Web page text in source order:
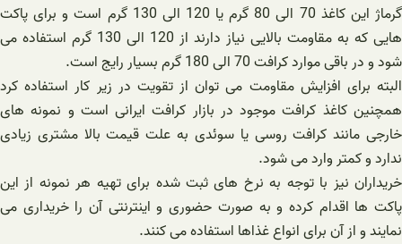
گرماژ این کاغذ 70 الی 80 گرم یا 120 الی 130 گرم است و برای پاکت
هایی که به مقاومت بالایی نیاز دارند از 120 الی 130 گرم استفاده می
‌شود و در باقی موارد کرافت 70 الی 180 گرم بسیار رایج است.
البته برای افزایش مقاومت می ‌توان از تقویت در زیر کار استفاده کرد
همچنین کاغذ کرافت موجود در بازار کرافت ایرانی است و نمونه ‌های
خارجی مانند کرافت روسی یا سوئدی به علت قیمت بالا مشتری زیادی
ندارد و کمتر وارد می ‌شود.
خریداران نیز با توجه به نرخ های ثبت شده برای تهیه هر نمونه از این
پاکت ها اقدام کرده و به صورت حضوری و اینترنتی آن را خریداری می
نمایند و از آن برای انواع غذاها استفاده می کنند.